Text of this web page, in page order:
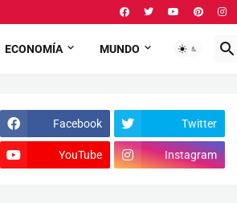
ECONOMÍA MUNDO
Facebook Twitter
YouTube Instagram